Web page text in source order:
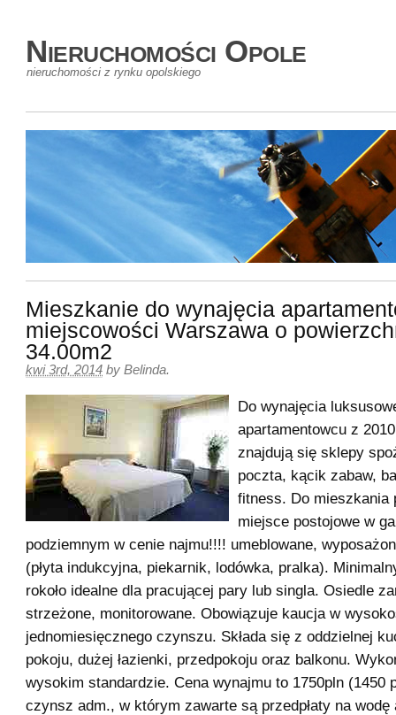
Nieruchomości Opole
nieruchomości z rynku opolskiego
Mieszkanie do wynajęcia
miejscowości Warszawa o
34.00m2
kwi 3rd, 2014 by Belinda.
Do wynajęcia
apartamentowcu z
znajdują się sklepy
poczta, kącik zabaw,
fitness. Do mieszkania
miejsce postojowe w
podziemnym w cenie najmu!!!! umeblowane,
(płyta indukcyjna, piekarnik, lodówka, pralka).
rokoło idealne dla pracującej pary lub singla. Osiedle
strzeżone, monitorowane. Obowiązuje kaucja w
jednomiesięcznego czynszu. Składa się z oddzielnej
pokoju, dużej łazienki, przedpokoju oraz balkonu.
wysokim standardzie. Cena wynajmu to 1750pln (1450
czynsz adm., w którym zawarte są przedpłaty na wodę